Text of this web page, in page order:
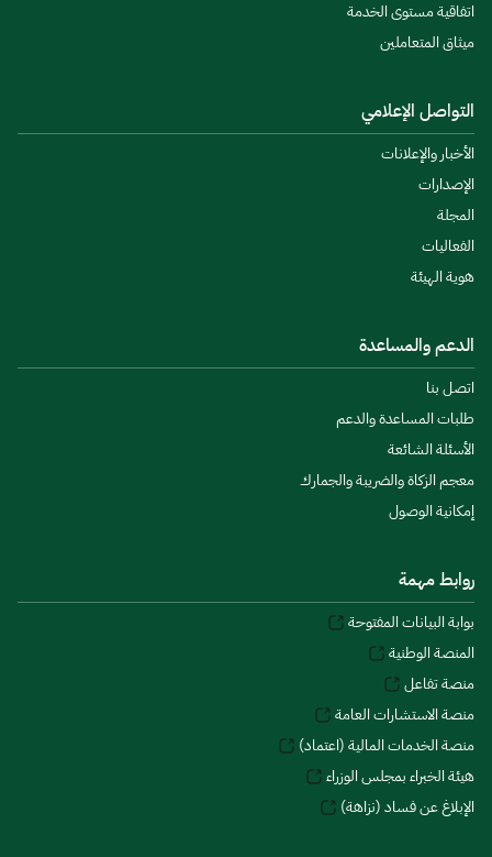
اتفاقية مستوى الخدمة
ميثاق المتعاملين
التواصل الإعلامي
الأخبار والإعلانات
الإصدارات
المجلة
الفعاليات
هوية الهيئة
الدعم والمساعدة
اتصل بنا
طلبات المساعدة والدعم
الأسئلة الشائعة
معجم الزكاة والضريبة والجمارك
إمكانية الوصول
روابط مهمة
بوابة البيانات المفتوحة
المنصة الوطنية
منصة تفاعل
منصة الاستشارات العامة
منصة الخدمات المالية (اعتماد)
هيئة الخبراء بمجلس الوزراء
الإبلاغ عن فساد (نزاهة)